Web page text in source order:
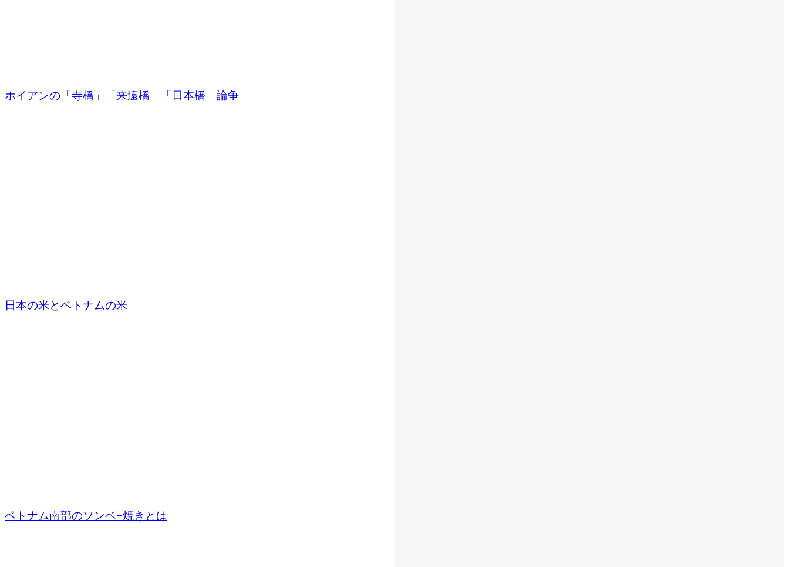
ホイアンの「寺橋」「来遠橋」「日本橋」論争
日本の米とベトナムの米
ベトナム南部のソンベ−焼きとは